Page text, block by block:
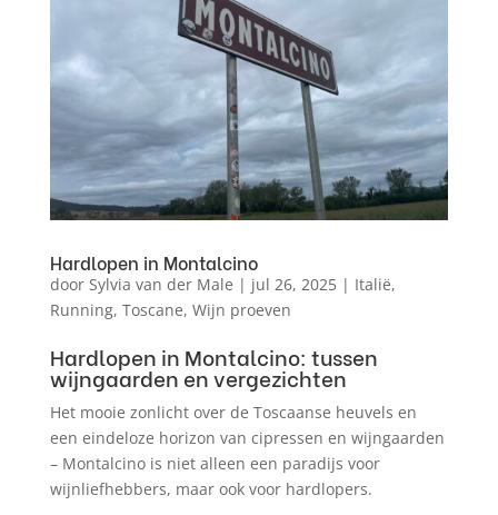
Hardlopen in Montalcino
door Sylvia van der Male | jul 26, 2025| Italië,
Running, Toscane, Wijn proeven
Hardlopen in Montalcino: tussen
wijngaarden en vergezichten
Het mooie zonlicht over de Toscaanse heuvels en
een eindeloze horizon van cipressen en wijngaarden
– Montalcino is niet alleen een paradijs voor
wijnliefhebbers, maar ook voor hardlopers.